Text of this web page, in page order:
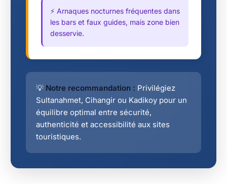
⚡ Arnaques nocturnes fréquentes dans
les bars et faux guides, mais zone bien
desservie.
💡 Notre recommandation : Privilégiez
Sultanahmet, Cihangir ou Kadikoy pour un
équilibre optimal entre sécurité,
authenticité et accessibilité aux sites
touristiques.